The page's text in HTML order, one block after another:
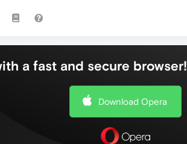
a fast and secure browser!
Download Opera